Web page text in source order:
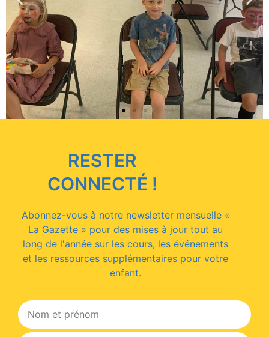
RESTER
CONNECTÉ !
Abonnez-vous à notre newsletter mensuelle «
La Gazette » pour des mises à jour tout au
long de l'année sur les cours, les événements
et les ressources supplémentaires pour votre
enfant.